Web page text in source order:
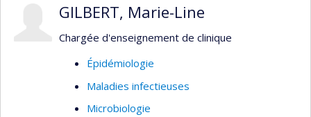
GILBERT, Marie-Line
Chargée d'enseignement de clinique
Épidémiologie
Maladies infectieuses
Microbiologie